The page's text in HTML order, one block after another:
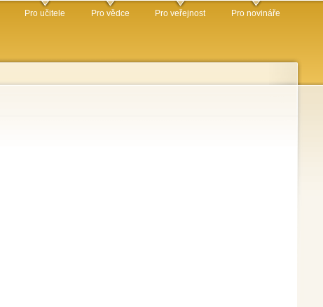
Pro učitele Pro vědce Pro veřejnost Pro novináře